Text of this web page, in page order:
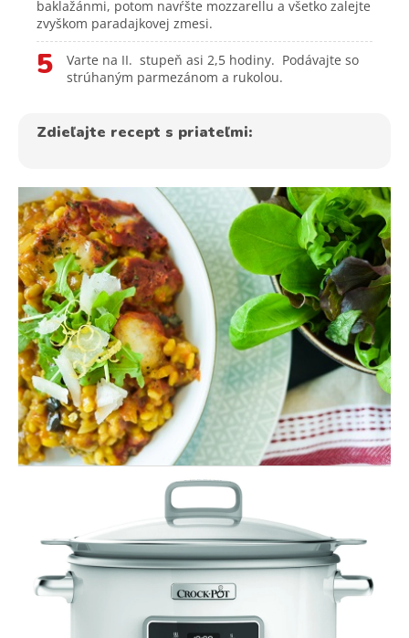
baklažánmi, potom navŕšte mozzarellu a všetko zalejte
zvyškom paradajkovej zmesi.
5
Varte na II. stupeň asi 2,5 hodiny. Podávajte so
strúhaným parmezánom a rukolou.
Zdieľajte recept s priateľmi: